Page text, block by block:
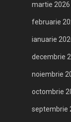
martie 2026
februarie
ianuarie
decembrie
noiembrie
octombrie
septembrie